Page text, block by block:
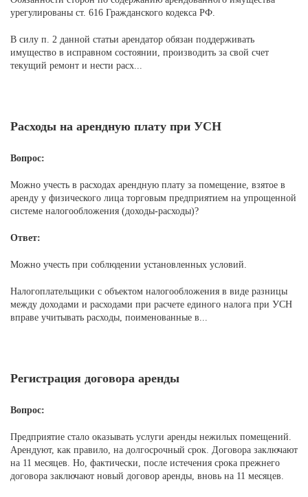
урегулированы ст. 616 Гражданского кодекса РФ.
В силу п. 2 данной статьи арендатор обязан поддерживать
имущество в исправном состоянии, производить за свой счет
текущий ремонт и нести расх...
Расходы на арендную плату при УСН
Вопрос:
Можно учесть в расходах арендную плату за помещение, взятое в
аренду у физического лица торговым предприятием на упрощенной
системе налогообложения (доходы-расходы)?
Ответ:
Можно учесть при соблюдении установленных условий.
Налогоплательщики с объектом налогообложения в виде разницы
между доходами и расходами при расчете единого налога при УСН
вправе учитывать расходы, поименованные в...
Регистрация договора аренды
Вопрос:
Предприятие стало оказывать услуги аренды нежилых помещений.
Арендуют, как правило, на долгосрочный срок. Договора заключают
на 11 месяцев. Но, фактически, после истечения срока прежнего
договора заключают новый договор аренды, вновь на 11 месяцев.